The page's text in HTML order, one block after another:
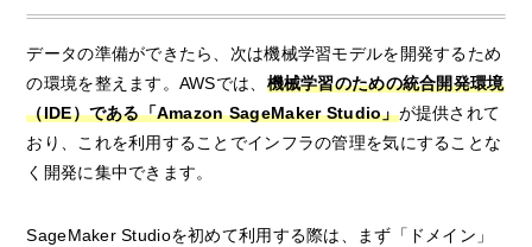
データの準備ができたら、次は機械学習モデルを開発するため
の環境を整えます。AWSでは、 機械学習のための統合開発環境
（IDE）である「Amazon SageMaker Studio」が提供されて
おり、これを利用することでインフラの管理を気にすることな
く開発に集中できます。
SageMaker Studioを初めて利用する際は、まず「ドメイン」